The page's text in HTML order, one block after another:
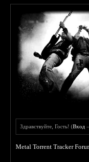
Здравствуйте, Гость! (Вход
Metal Torrent Tracker